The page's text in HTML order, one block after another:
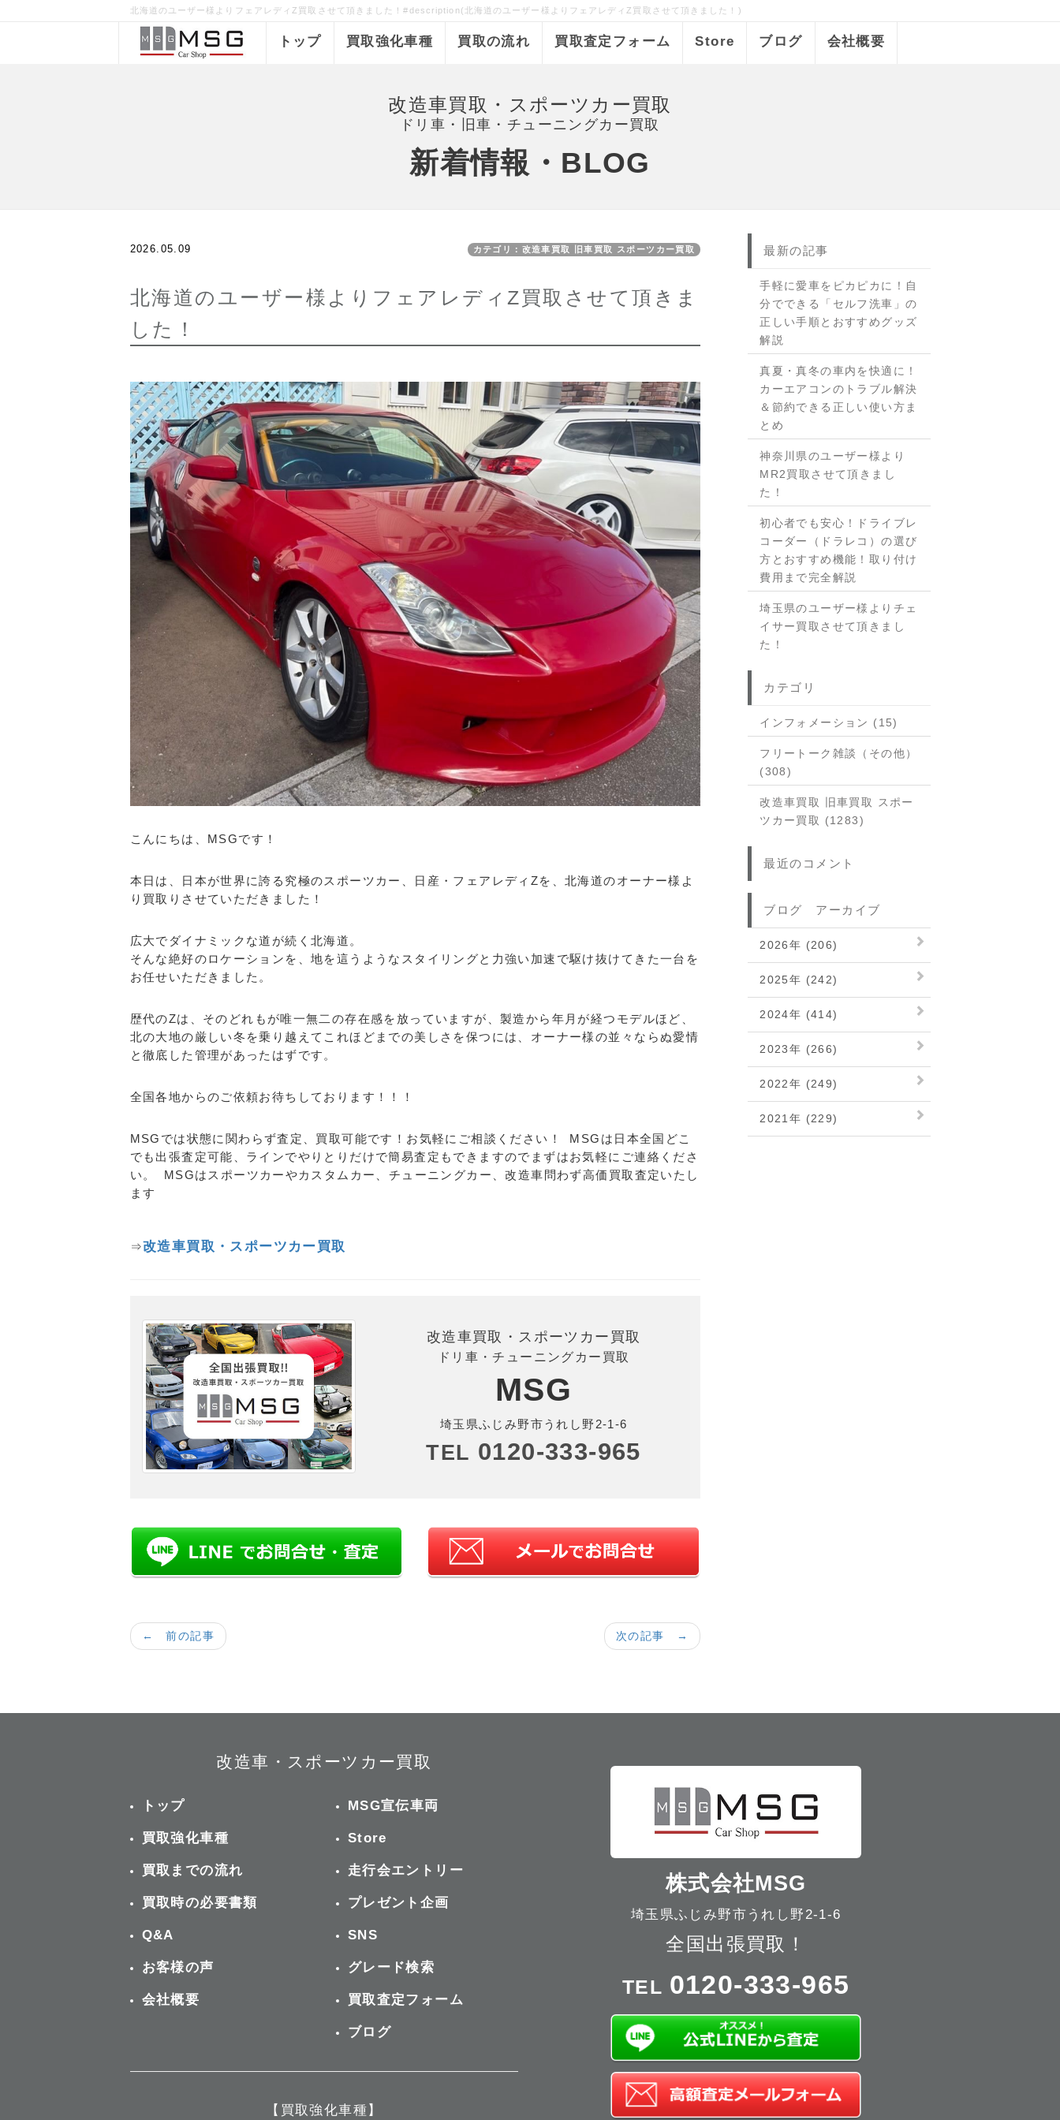
北海道のユーザー様よりフェアレディZ買取させて頂きました！#description(北海道のユーザー様よりフェアレディZ買取させて頂きました！)
トップ 買取強化車種 買取の流れ 買取査定フォーム Store ブログ 会社概要
改造車買取・スポーツカー買取
ドリ車・旧車・チューニングカー買取
新着情報・BLOG
2026.05.09 カテゴリ：改造車買取 旧車買取 スポーツカー買取
北海道のユーザー様よりフェアレディZ買取させて頂きま
した！
こんにちは、MSGです！
本日は、日本が世界に誇る究極のスポーツカー、日産・フェアレディZを、北海道のオーナー様よ
り買取りさせていただきました！
広大でダイナミックな道が続く北海道。
そんな絶好のロケーションを、地を這うようなスタイリングと力強い加速で駆け抜けてきた一台を
お任せいただきました。
歴代のZは、そのどれもが唯一無二の存在感を放っていますが、製造から年月が経つモデルほど、
北の大地の厳しい冬を乗り越えてこれほどまでの美しさを保つには、オーナー様の並々ならぬ愛情
と徹底した管理があったはずです。
全国各地からのご依頼お待ちしております！！！
MSGでは状態に関わらず査定、買取可能です！お気軽にご相談ください！ MSGは日本全国どこ
でも出張査定可能、ラインでやりとりだけで簡易査定もできますのでまずはお気軽にご連絡くださ
い。 MSGはスポーツカーやカスタムカー、チューニングカー、改造車問わず高価買取査定いたし
ます
⇒改造車買取・スポーツカー買取
改造車買取・スポーツカー買取
ドリ車・チューニングカー買取
MSG
埼玉県ふじみ野市うれし野2-1-6
TEL 0120-333-965
次の記事 →
← 前の記事
最新の記事
手軽に愛車をピカピカに！自
分でできる「セルフ洗車」の
正しい手順とおすすめグッズ
解説
真夏・真冬の車内を快適に！
カーエアコンのトラブル解決
＆節約できる正しい使い方ま
とめ
神奈川県のユーザー様より
MR2買取させて頂きまし
た！
初心者でも安心！ドライブレ
コーダー（ドラレコ）の選び
方とおすすめ機能！取り付け
費用まで完全解説
埼玉県のユーザー様よりチェ
イサー買取させて頂きまし
た！
カテゴリ
インフォメーション (15)
フリートーク雑談（その他）
(308)
改造車買取 旧車買取 スポー
ツカー買取 (1283)
最近のコメント
ブログ アーカイブ
2026年 (206)
2025年 (242)
2024年 (414)
2023年 (266)
2022年 (249)
2021年 (229)
改造車・スポーツカー買取
トップ
買取強化車種
買取までの流れ
買取時の必要書類
Q&A
お客様の声
会社概要
MSG宣伝車両
Store
走行会エントリー
プレゼント企画
SNS
グレード検索
買取査定フォーム
ブログ
【買取強化車種】
株式会社MSG
埼玉県ふじみ野市うれし野2-1-6
全国出張買取！
TEL 0120-333-965